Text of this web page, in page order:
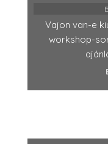
Vajon van-e
workshop-